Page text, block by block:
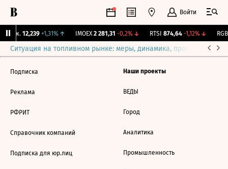
Войти
Бирж. 12,239 +1,31%↑ IMOEX 2 281,31 -0,2%↓ RTSI 874,64 -1,12%↓ RGBI
Ситуация на топливном рынке: меры, динамика, прогнозы
Подписка
Реклама
РФРИТ
Справочник компаний
Подписка для юр.лиц
Наши проекты
ВЕДЫ
Город
Аналитика
Промышленность